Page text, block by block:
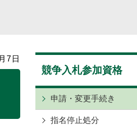
7日
競争入札参加資格
申請・変更手続き
指名停止処分